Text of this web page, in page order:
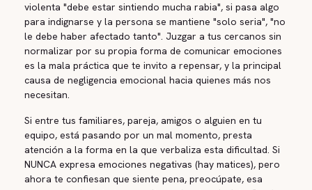
violenta "debe estar sintiendo mucha rabia", si pasa algo
para indignarse y la persona se mantiene "solo seria", "no
le debe haber afectado tanto". Juzgar a tus cercanos sin
normalizar por su propia forma de comunicar emociones
es la mala práctica que te invito a repensar, y la principal
causa de negligencia emocional hacia quienes más nos
necesitan.
Si entre tus familiares, pareja, amigos o alguien en tu
equipo, está pasando por un mal momento, presta
atención a la forma en la que verbaliza esta dificultad. Si
NUNCA expresa emociones negativas (hay matices), pero
ahora te confiesan que siente pena, preocúpate, esa